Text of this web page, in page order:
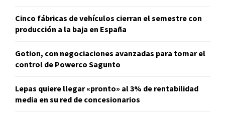
Cinco fábricas de vehículos cierran el semestre con
producción a la baja en España
Gotion, con negociaciones avanzadas para tomar el
control de Powerco Sagunto
Lepas quiere llegar «pronto» al 3% de rentabilidad
media en su red de concesionarios